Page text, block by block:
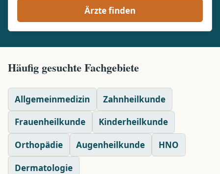
Ärzte finden
Häufig gesuchte Fachgebiete
Allgemeinmedizin Zahnheilkunde
Frauenheilkunde Kinderheilkunde
Orthopädie Augenheilkunde HNO
Dermatologie